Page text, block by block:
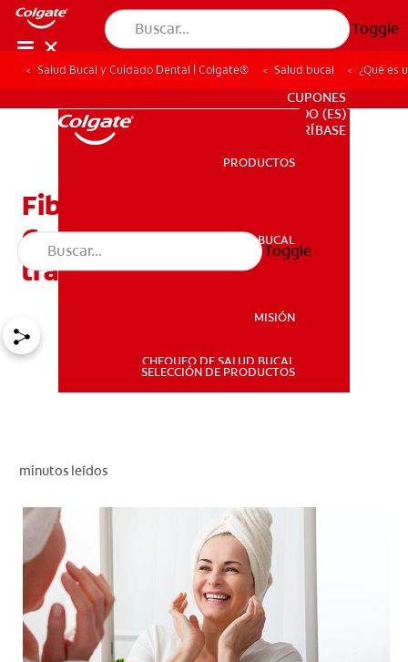
Toggle
SALUD BUCAL
PARA PROFESIONALES
SUSCRÍBASE
PARA PROFESIONALES
CUPONES
DO (ES)
SUSCRÍBASE
PRODUCTOS
SALUD BUCAL
MISIÓN
CHEQUEO DE SALUD BUCAL
SELECCIÓN DE PRODUCTOS
Toggle
Salud Bucal y Cuidado Dental | Colgate® Salud bucal ¿Qué es
Fibromas osificantes:
Causas, síntomas y
tratamientos
minutos leídos